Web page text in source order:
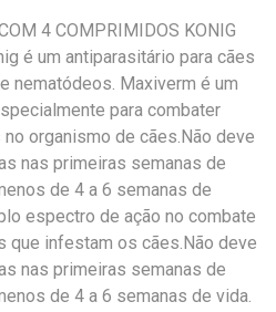
4 COMPRIMIDOS KONIG
é um antiparasitário para cães
nematódeos. Maxiverm é um
para combater
organismo de cães.Não deve
nas primeiras semanas de
de 4 a 6 semanas de
espectro de ação no combate
que infestam os cães.Não deve
nas primeiras semanas de
de 4 a 6 semanas de vida.